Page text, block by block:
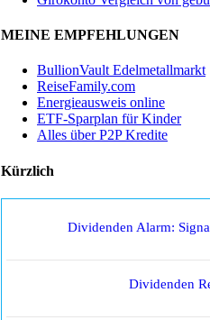
MEINE EMPFEHLUNGEN
BullionVault Edelmetallmarkt
ReiseFamily.com
Energieausweis online
ETF-Sparplan für Kinder
Alles über P2P Kredite
Kürzlich
Dividenden Alarm:
Dividenden